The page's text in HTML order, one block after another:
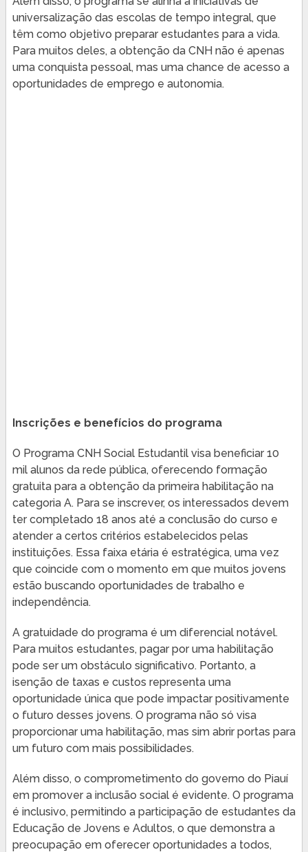
universalização das escolas de tempo integral, que
têm como objetivo preparar estudantes para a vida.
Para muitos deles, a obtenção da CNH não é apenas
uma conquista pessoal, mas uma chance de acesso a
oportunidades de emprego e autonomia.
Inscrições e benefícios do programa
O Programa CNH Social Estudantil visa beneficiar 10
mil alunos da rede pública, oferecendo formação
gratuita para a obtenção da primeira habilitação na
categoria A. Para se inscrever, os interessados devem
ter completado 18 anos até a conclusão do curso e
atender a certos critérios estabelecidos pelas
instituições. Essa faixa etária é estratégica, uma vez
que coincide com o momento em que muitos jovens
estão buscando oportunidades de trabalho e
independência.
A gratuidade do programa é um diferencial notável.
Para muitos estudantes, pagar por uma habilitação
pode ser um obstáculo significativo. Portanto, a
isenção de taxas e custos representa uma
oportunidade única que pode impactar positivamente
o futuro desses jovens. O programa não só visa
proporcionar uma habilitação, mas sim abrir portas para
um futuro com mais possibilidades.
Além disso, o comprometimento do governo do Piauí
em promover a inclusão social é evidente. O programa
é inclusivo, permitindo a participação de estudantes da
Educação de Jovens e Adultos, o que demonstra a
preocupação em oferecer oportunidades a todos,